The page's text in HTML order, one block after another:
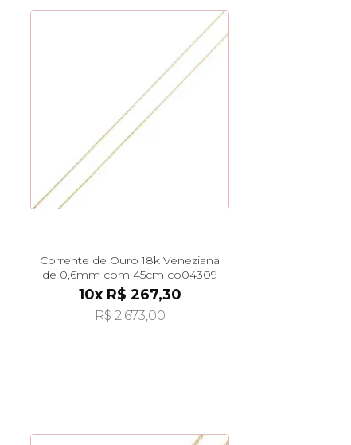
Corrente de Ouro 18k Veneziana
de 0,6mm com 45cm co04309
10x R$ 267,30
R$ 2.673,00